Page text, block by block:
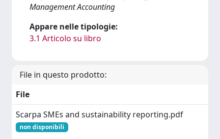
Management Accounting
Appare nelle tipologie:
3.1 Articolo su libro
File in questo prodotto:
File
Scarpa SMEs and sustainability reporting.pdf
non disponibili